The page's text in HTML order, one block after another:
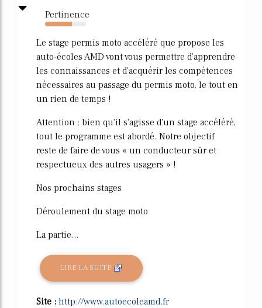
Pertinence
65%
Le stage permis moto accéléré que propose les
auto-écoles AMD vont vous permettre d'apprendre
les connaissances et d'acquérir les compétences
nécessaires au passage du permis moto, le tout en
un rien de temps !
Attention : bien qu'il s'agisse d'un stage accéléré,
tout le programme est abordé. Notre objectif
reste de faire de vous « un conducteur sûr et
respectueux des autres usagers » !
Nos prochains stages
Déroulement du stage moto
La partie...
LIRE LA SUITE
Site : http://www.autoecoleamd.fr